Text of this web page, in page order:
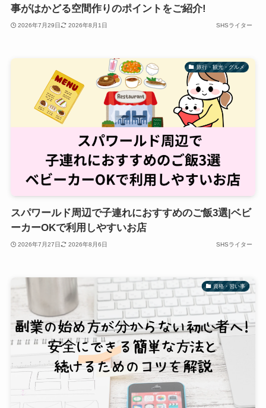
事がはかどる空間作りのポイントをご紹介!
2026年7月29日 2026年8月1日 SHSライター
旅行・観光・グルメ
スパワールド周辺で子連れにおすすめのご飯3選|ベビ
ーカーOKで利用しやすいお店
2026年7月27日 2026年8月6日 SHSライター
資格・習い事